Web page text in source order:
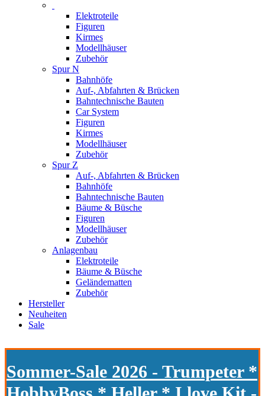
Elektroteile
Figuren
Kirmes
Modellhäuser
Zubehör
Spur N
Bahnhöfe
Auf-, Abfahrten & Brücken
Bahntechnische Bauten
Car System
Figuren
Kirmes
Modellhäuser
Zubehör
Spur Z
Auf-, Abfahrten & Brücken
Bahnhöfe
Bahntechnische Bauten
Bäume & Büsche
Figuren
Modellhäuser
Zubehör
Anlagenbau
Elektroteile
Bäume & Büsche
Geländematten
Zubehör
Hersteller
Neuheiten
Sale
Sommer-Sale 2026 - Trumpeter *